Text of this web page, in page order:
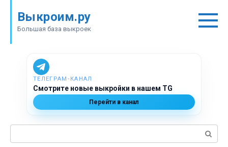
контенту
Выкроим.ру
Большая база выкроек
ТЕЛЕГРАМ‑КАНАЛ
Смотрите новые выкройки в нашем TG
Перейти в канал
Поиск: